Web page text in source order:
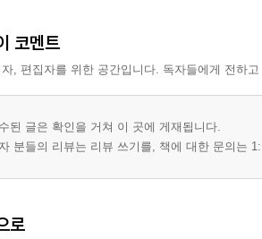
코멘트
, 편집자를 위한 공간입니다. 독자들에게 전하
된 글은 확인을 거쳐 이 곳에 게재됩니다.
분들의 리뷰는 리뷰 쓰기를, 책에 대한 문의는
로